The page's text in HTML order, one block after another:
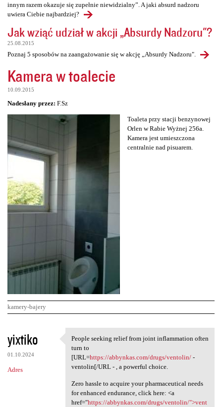
innym razem okazuje się zupełnie niewidzialny”. A jaki absurd nadzoru
uwiera Ciebie najbardziej?
Jak wziąć udział w akcji „Absurdy Nadzoru"?
25.08.2015
Poznaj 5 sposobów na zaangażowanie się w akcję „Absurdy Nadzoru".
Kamera w toalecie
10.09.2015
Nadesłany przez: F.Sz
Toaleta przy stacji benzynowej
Orlen w Rabie Wyżnej 256a.
Kamera jest umieszczona
centralnie nad pisuarem.
kamery-bajery
K
o
m
e
yixtiko
01.10.2024
Adres
People seeking relief from
People seeking relief from joint inflammation often
turn to
[URL=https://abbynkas.com/drugs/ventolin/-
ventolin[/URL - , a powerful choice.
Zero hassle to acquire your pharmaceutical needs
for enhanced endurance, click here: <a
href="https://abbynkas.com/drugs/ventolin/">vent